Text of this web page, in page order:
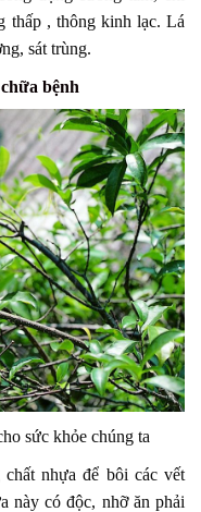
thấp , thông kinh lạc. Lá
sát trùng.
bệnh
sức khỏe chúng ta
nhựa để bôi các vết
này có độc, nhỡ ăn phải